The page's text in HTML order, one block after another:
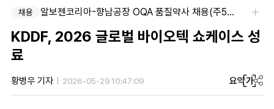
채용 알보젠코리아-향남공장 OQA 품질약사 채용(주5일/파트타임 가능)
KDDF, 2026 글로벌 바이오텍 쇼케이스 성
료
황병우 기자 2026-05-29 10:47:09 요약가